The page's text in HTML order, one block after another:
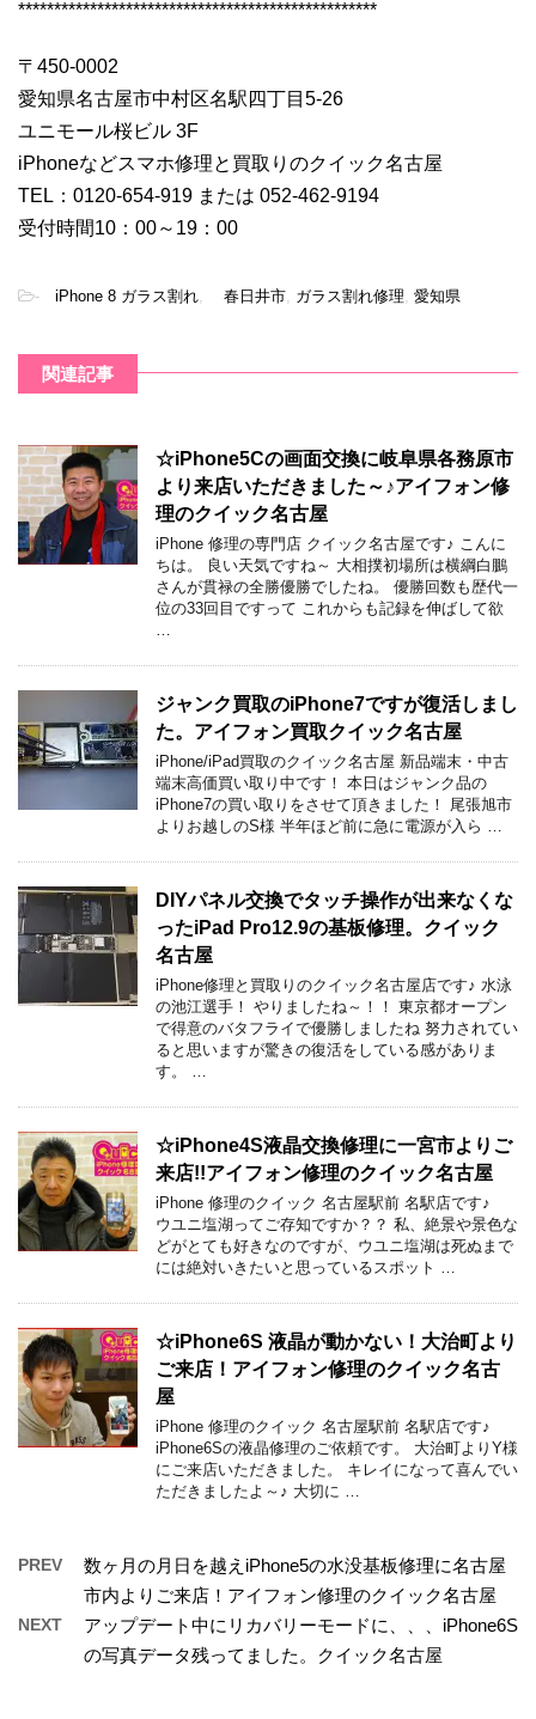
**************************************************
〒450-0002
愛知県名古屋市中村区名駅四丁目5-26
ユニモール桜ビル 3F
iPhoneなどスマホ修理と買取りのクイック名古屋
TEL：0120-654-919 または 052-462-9194
受付時間10：00～19：00
- iPhone 8 ガラス割れ 春日井市 ガラス割れ修理 愛知県
関連記事
☆iPhone5Cの画面交換に岐阜県各務原市
より来店いただきました～♪アイフォン修
理のクイック名古屋
iPhone 修理の専門店 クイック名古屋です♪ こんに
ちは。 良い天気ですね～ 大相撲初場所は横綱白鵬
さんが貫禄の全勝優勝でしたね。 優勝回数も歴代一
位の33回目ですって これからも記録を伸ばして欲
ジャンク買取のiPhone7ですが復活しまし
た。アイフォン買取クイック名古屋
iPhone/iPad買取のクイック名古屋 新品端末・中古
端末高価買い取り中です！ 本日はジャンク品の
iPhone7の買い取りをさせて頂きました！ 尾張旭市
よりお越しのS様 半年ほど前に急に電源が入ら …
DIYパネル交換でタッチ操作が出来なくな
ったiPad Pro12.9の基板修理。クイック
名古屋
iPhone修理と買取りのクイック名古屋店です♪ 水泳
の池江選手！ やりましたね～！！ 東京都オープン
で得意のバタフライで優勝しましたね 努力されてい
ると思いますが驚きの復活をしている感がありま
す。 …
☆iPhone4S液晶交換修理に一宮市よりご
来店!!アイフォン修理のクイック名古屋
iPhone 修理のクイック 名古屋駅前 名駅店です♪
ウユニ塩湖ってご存知ですか？？ 私、絶景や景色な
どがとても好きなのですが、ウユニ塩湖は死ぬまで
には絶対いきたいと思っているスポット …
☆iPhone6S 液晶が動かない！大治町より
ご来店！アイフォン修理のクイック名古
屋
iPhone 修理のクイック 名古屋駅前 名駅店です♪
iPhone6Sの液晶修理のご依頼です。 大治町よりY様
にご来店いただきました。 キレイになって喜んでい
ただきましたよ～♪ 大切に …
PREV
数ヶ月の月日を越えiPhone5の水没基板修理に名古屋
市内よりご来店！アイフォン修理のクイック名古屋
NEXT
アップデート中にリカバリーモードに、、、iPhone6S
の写真データ残ってました。クイック名古屋